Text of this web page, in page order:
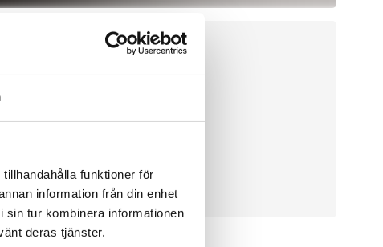
funktioner för
information från din enhet
tur kombinera informationen
deras tjänster.